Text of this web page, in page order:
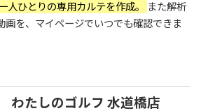
人ひとりの専用カルテを作成。
また解析
画を、マイページでいつでも確認できま
わたしのゴルフ 水道橋店